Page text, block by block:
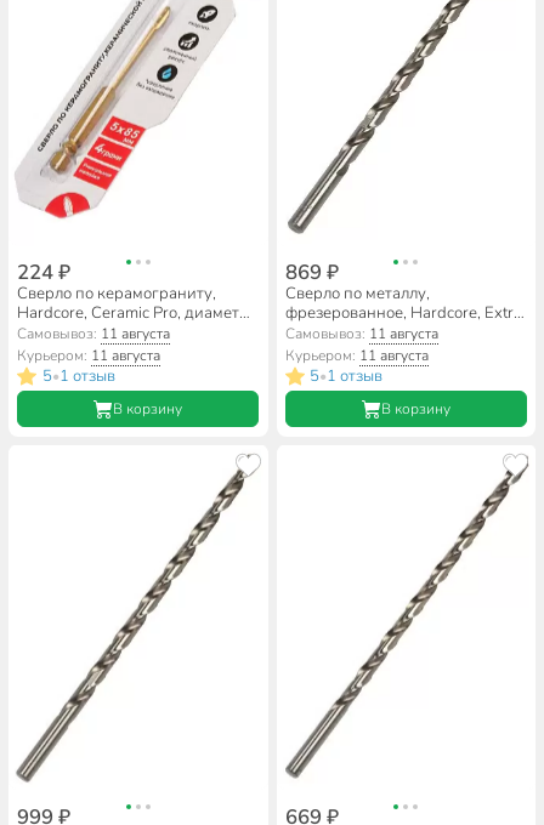
224 ₽
Сверло по керамограниту,
Hardcore, Ceramic Pro, диаметр
5х85 мм, шестигранник,
156005
Самовывоз: 11 августа
Курьером: 11 августа
5•1 отзыв
В корзину
869 ₽
Сверло по металлу,
фрезерованное, Hardcore, Extra
Long, диаметр 13х300 мм,
цилиндрический хвостовик,
145130
Самовывоз: 11 августа
Курьером: 11 августа
5•1 отзыв
В корзину
999 ₽ 669 ₽